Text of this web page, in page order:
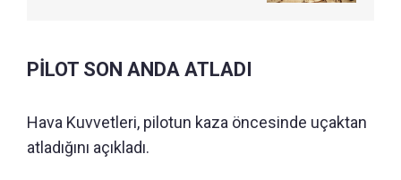
PİLOT SON ANDA ATLADI
Hava Kuvvetleri, pilotun kaza öncesinde uçaktan
atladığını açıkladı.